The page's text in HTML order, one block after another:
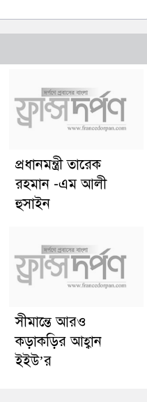
প্রধানমন্ত্রী তারেক
রহমান -এম আলী
হুসাইন
সীমান্তে আরও
কড়াকড়ির আহ্বান
ইইউ’র